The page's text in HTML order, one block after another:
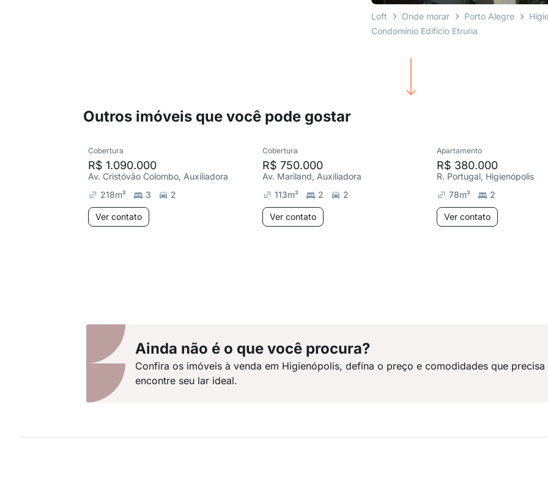
Loft Onde morar Porto Alegre
Condomínio Edificio Etruria
Outros imóveis que você pode gostar
Cobertura
R$ 1.090.000
Av. Cristóvão Colombo, Auxiliadora
218m² 3 2
Ver contato
Cobertura
R$ 750.000
Av. Mariland, Auxiliadora
113m² 2 2
Ver contato
Apartamento
R$ 380.000
R. Portugal, Higienópolis
78m² 2
Ver contato
Ainda não é o que você procura?
Confira os imóveis à venda em Higienópolis, defina o preço e comodidades que precisa
encontre seu lar ideal.